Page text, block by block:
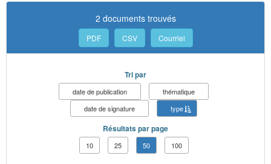
2 documents trouvés
PDF CSV Courriel
Tri par
date de publication
thématique
date de signature
type
Résultats par page
10 25 50 100